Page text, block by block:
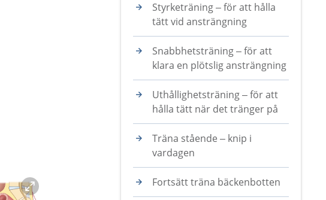
Styrketräning – för att hålla
tätt vid ansträngning
Snabbhetsträning – för att
klara en plötslig ansträngning
Uthållighetsträning – för att
hålla tätt när det tränger på
Träna stående – knip i
vardagen
Fortsätt träna bäckenbotten